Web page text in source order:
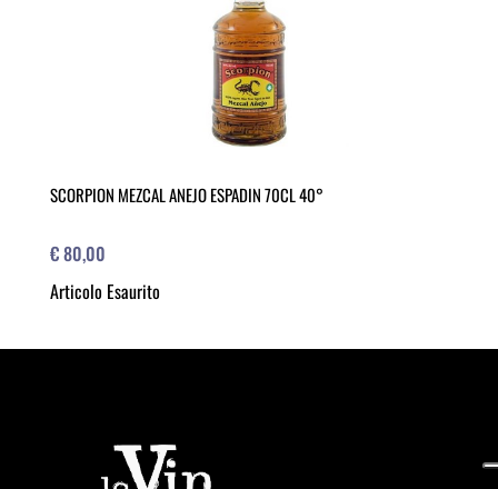
SCORPION MEZCAL ANEJO ESPADIN 70CL 40°
€ 80,00
Articolo Esaurito